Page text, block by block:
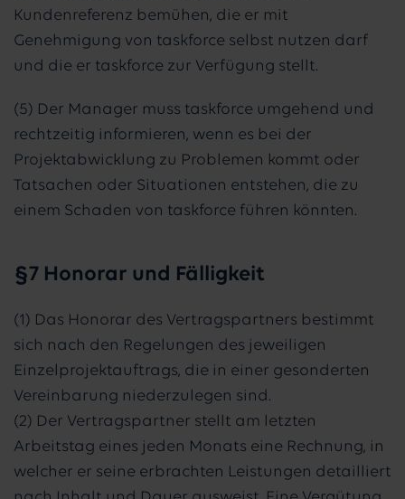
Kundenreferenz bemühen, die er mit
Genehmigung von taskforce selbst nutzen darf
und die er taskforce zur Verfügung stellt.
(5) Der Manager muss taskforce umgehend und
rechtzeitig informieren, wenn es bei der
Projektabwicklung zu Problemen kommt oder
Tatsachen oder Situationen entstehen, die zu
einem Schaden von taskforce führen könnten.
§7 Honorar und Fälligkeit
(1) Das Honorar des Vertragspartners bestimmt
sich nach den Regelungen des jeweiligen
Einzelprojektauftrags, die in einer gesonderten
Vereinbarung niederzulegen sind.
(2) Der Vertragspartner stellt am letzten
Arbeitstag eines jeden Monats eine Rechnung, in
welcher er seine erbrachten Leistungen detailliert